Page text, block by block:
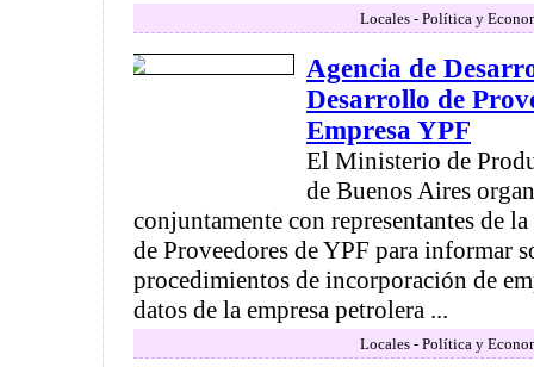
Locales - Política y
Agencia de
Desarrollo de
Empresa YPF
El Ministerio de
de Buenos Aires
conjuntamente con representantes de
de Proveedores de YPF para informar
procedimientos de incorporación de
datos de la empresa petrolera ...
Locales - Política y